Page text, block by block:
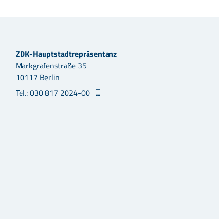
ZDK-Hauptstadtrepräsentanz
Markgrafenstraße 35
10117 Berlin
Tel.: 030 817 2024-00